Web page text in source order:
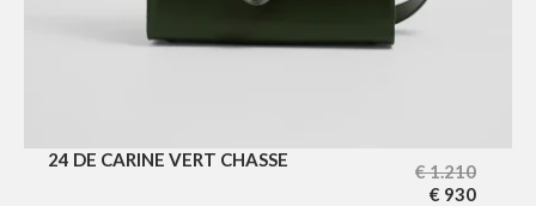
24 DE CARINE VERT CHASSE
€1.210
€ 930